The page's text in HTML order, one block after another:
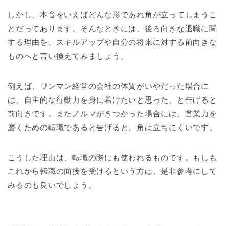
しかし、本音をいえばどんな形であれ角が立ってしまうこ
とだってあります。そんなときには、後ろ向きな退職に関
する理由を、スキルアップや自分の将来に対する前向きな
ものへと言い換えてみましょう。
例えば、ワンマン経営の会社の体質がいやだった場合に
は、自主的な行動力を身に着けたいと思った、と告げると
前向きです。またノルマがきつかった場合には、営業力を
磨くための転職であると告げると、角は立ちにくいです。
こうした理由は、転職の際にも使われるものです。もしも
これから転職の面接を受けるという方は、是非参考にして
みるのも良いでしょう。